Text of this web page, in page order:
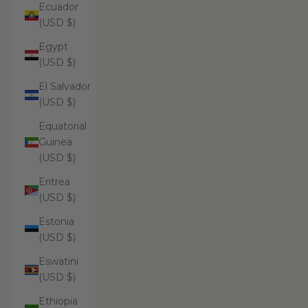
Ecuador
(USD $)
Egypt
(USD $)
El Salvador
(USD $)
Equatorial
Guinea
(USD $)
Eritrea
(USD $)
Estonia
(USD $)
Eswatini
(USD $)
Ethiopia